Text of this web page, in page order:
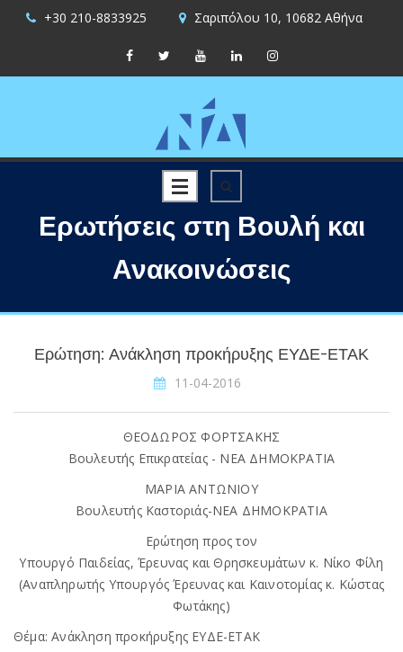
+30 210-8833925 Σαριπόλου 10, 10682 Αθήνα
Ερωτήσεις στη Βουλή και
Ανακοινώσεις
Ερώτηση: Ανάκληση προκήρυξης ΕΥΔΕ-ΕΤΑΚ
11-04-2016
ΘΕΟΔΩΡΟΣ ΦΟΡΤΣΑΚΗΣ
Βουλευτής Επικρατείας - ΝΕΑ ΔΗΜΟΚΡΑΤΙΑ
ΜΑΡΙΑ ΑΝΤΩΝΙΟΥ
Βουλευτής Καστοριάς-ΝΕΑ ΔΗΜΟΚΡΑΤΙΑ
Ερώτηση προς τον
Υπουργό Παιδείας, Έρευνας και Θρησκευμάτων κ. Νίκο Φίλη
(Αναπληρωτής Υπουργός Έρευνας και Καινοτομίας κ. Κώστας
Φωτάκης)
Θέμα: Ανάκληση προκήρυξης ΕΥΔΕ-ΕΤΑΚ